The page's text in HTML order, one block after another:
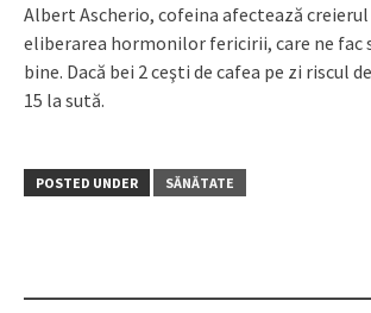
Albert Ascherio, cofeina afectează
eliberarea hormonilor fericirii, care ne fac
bine. Dacă bei 2 ceşti de cafea pe zi riscul
15 la sută.
POSTED UNDER SĂNĂTATE